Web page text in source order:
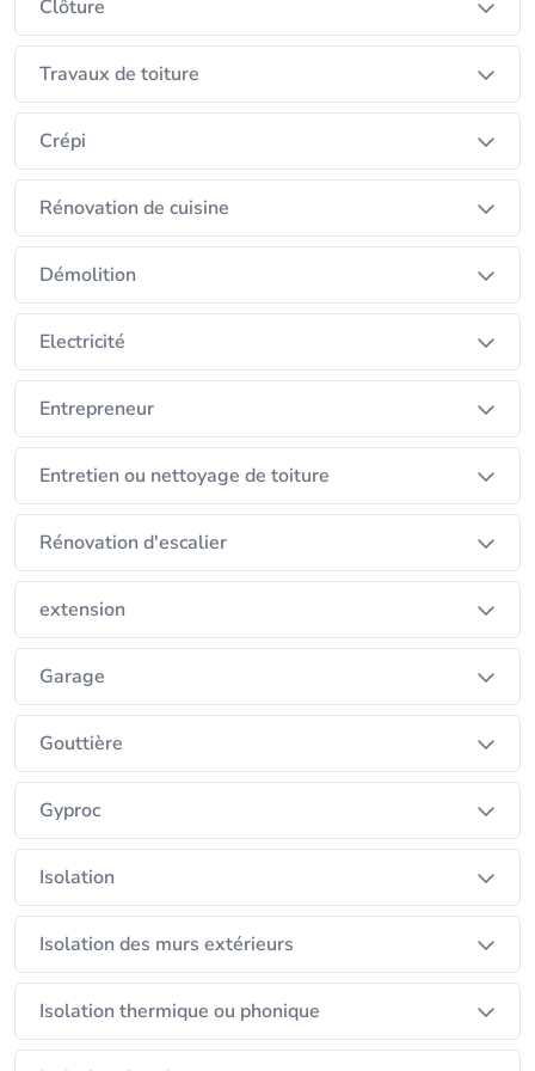
Clôture
Travaux de toiture
Crépi
Rénovation de cuisine
Démolition
Electricité
Entrepreneur
Entretien ou nettoyage de toiture
Rénovation d'escalier
extension
Garage
Gouttière
Gyproc
Isolation
Isolation des murs extérieurs
Isolation thermique ou phonique